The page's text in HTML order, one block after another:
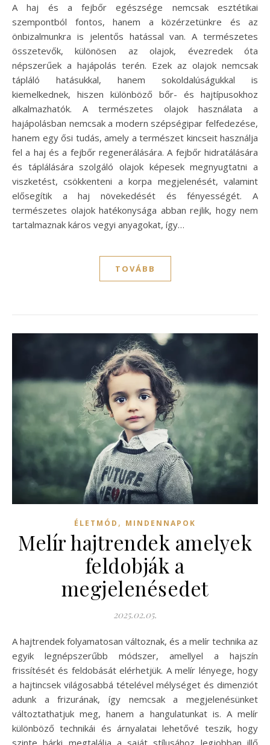
A haj és a fejbőr egészsége nemcsak esztétikai
szempontból fontos, hanem a közérzetünkre és az
önbizalmunkra is jelentős hatással van. A természetes
összetevők, különösen az olajok, évezredek óta
népszerűek a hajápolás terén. Ezek az olajok nemcsak
tápláló hatásukkal, hanem sokoldalúságukkal is
kiemelkednek, hiszen különböző bőr- és hajtípusokhoz
alkalmazhatók. A természetes olajok használata a
hajápolásban nemcsak a modern szépségipar felfedezése,
hanem egy ősi tudás, amely a természet kincseit használja
fel a haj és a fejbőr regenerálására. A fejbőr hidratálására
és táplálására szolgáló olajok képesek megnyugtatni a
viszketést, csökkenteni a korpa megjelenését, valamint
elősegítik a haj növekedését és fényességét. A
természetes olajok hatékonysága abban rejlik, hogy nem
tartalmaznak káros vegyi anyagokat, így…
TOVÁBB
ÉLETMÓD , MINDENNAPOK
Melír hajtrendek amelyek
feldobják a
megjelenésedet
2025.02.05.
A hajtrendek folyamatosan változnak, és a melír technika az
egyik legnépszerűbb módszer, amellyel a hajszín
frissítését és feldobását elérhetjük. A melír lényege, hogy
a hajtincsek világosabbá tételével mélységet és dimenziót
adunk a frizurának, így nemcsak a megjelenésünket
változtathatjuk meg, hanem a hangulatunkat is. A melír
különböző technikái és árnyalatai lehetővé teszik, hogy
szinte bárki megtalálja a saját stílusához legjobban illő